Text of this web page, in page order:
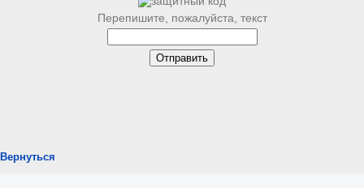
Перепишите, пожалуйста, текст
Вернуться